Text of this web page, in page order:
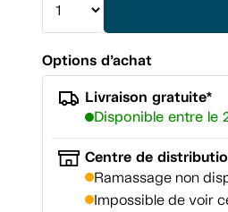
Options d’achat
Livraison gratuite*
Disponible entre le
Centre de
Ramassage non
Impossible de voir